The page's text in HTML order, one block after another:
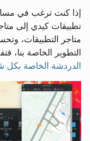
إذا كنت ترغب في
تطبيقات كيدي إلى
متاجر التطبيقات،
التطوير الخاصة بنا،
الدردشة الخاصة بكل